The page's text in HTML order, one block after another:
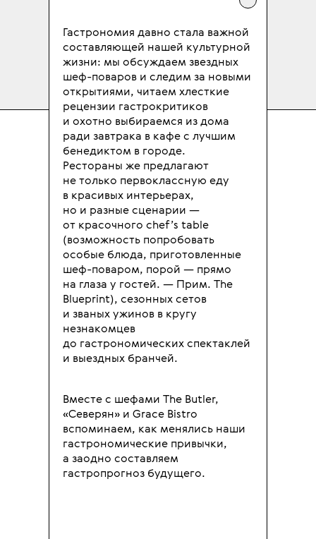
Гастрономия давно стала важной
составляющей нашей культурной
жизни: мы обсуждаем звездных
шеф-поваров и следим за новыми
открытиями, читаем хлесткие
рецензии гастрокритиков
и охотно выбираемся из дома
ради завтрака в кафе с лучшим
бенедиктом в городе.
Рестораны же предлагают
не только первоклассную еду
в красивых интерьерах,
но и разные сценарии —
от красочного chef’s table
(возможность попробовать
особые блюда, приготовленные
шеф-поваром, порой — прямо
на глаза у гостей. — Прим. The
Blueprint), сезонных сетов
и званых ужинов в кругу
незнакомцев
до гастрономических спектаклей
и выездных бранчей.
Вместе с шефами The Butler,
«Северян» и Grace Bistro
вспоминаем, как менялись наши
гастрономические привычки,
а заодно составляем
гастропрогноз будущего.